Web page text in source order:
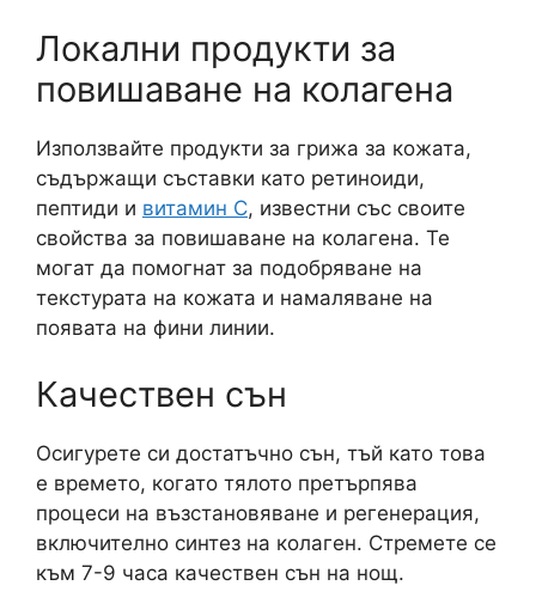
Локални продукти за
повишаване на колагена
Използвайте продукти за грижа за кожата,
съдържащи съставки като ретиноиди,
пептиди и витамин С, известни със своите
свойства за повишаване на колагена. Те
могат да помогнат за подобряване на
текстурата на кожата и намаляване на
появата на фини линии.
Качествен сън
Осигурете си достатъчно сън, тъй като това
е времето, когато тялото претърпява
процеси на възстановяване и регенерация,
включително синтез на колаген. Стремете се
към 7-9 часа качествен сън на нощ.